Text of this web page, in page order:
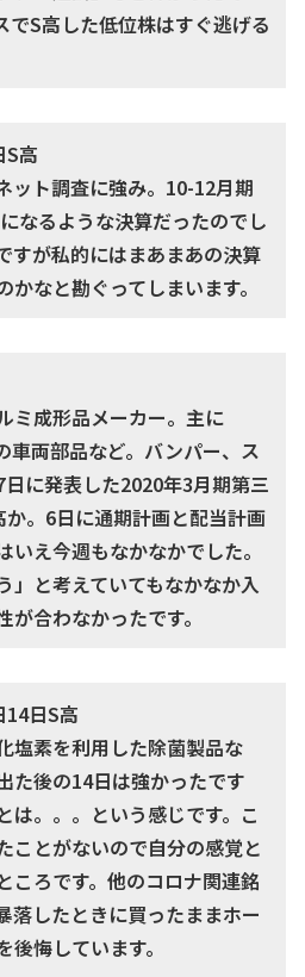
でS高した低位株はすぐ逃げる
高
ット調査に強み。10-12月期
なるような決算だったのでし
すが私的にはまあまあの決算
なと勘ぐってしまいます。
ミ成形品メーカー。主に
車両部品など。バンパー、ス
に発表した2020年3月期第三
。6日に通期計画と配当計画
え今週もなかなかでした。
」と考えていてもなかなか入
合わなかったです。
日S高
塩素を利用した除菌製品な
た後の14日は強かったです
は。。。という感じです。こ
ことがないので自分の感覚と
ころです。他のコロナ関連銘
落したときに買ったままホー
悔しています。